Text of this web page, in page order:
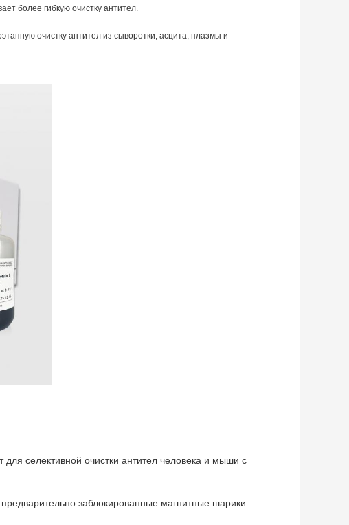
более гибкую очистку антител.
очистку антител из сыворотки, асцита, плазмы и
селективной очистки антител человека и мыши с
заблокированные магнитные шарики